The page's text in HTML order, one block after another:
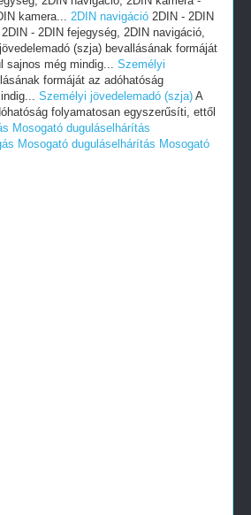
kamera... 2DIN navigáció 2DIN - 2DIN
- 2DIN fejegység, 2DIN navigáció,
(szja) bevallásának formáját
sajnos még mindig... Személyi
formáját az adóhatóság
Személyi jövedelemadó (szja) A
folyamatosan egyszerűsíti, ettől
Mosogató duguláselhárítás
Mosogató duguláselhárítás Mosogató